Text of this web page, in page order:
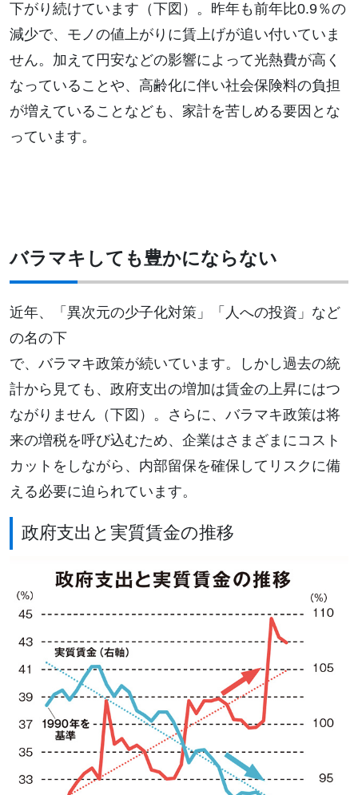
下がり続けています（下図）。昨年も前年比0.9％の
減少で、モノの値上がりに賃上げが追い付いていま
せん。加えて円安などの影響によって光熱費が高く
なっていることや、高齢化に伴い社会保険料の負担
が増えていることなども、家計を苦しめる要因とな
っています。
バラマキしても豊かにならない
近年、「異次元の少子化対策」「人への投資」など
の名の下
で、バラマキ政策が続いています。しかし過去の統
計から見ても、政府支出の増加は賃金の上昇にはつ
ながりません（下図）。さらに、バラマキ政策は将
来の増税を呼び込むため、企業はさまざまにコスト
カットをしながら、内部留保を確保してリスクに備
える必要に迫られています。
政府支出と実質賃金の推移